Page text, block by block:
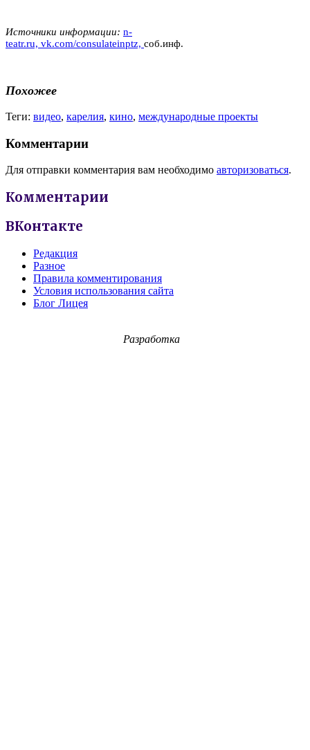
Источники информации: n-
teatr.ru, vk.com/consulateinptz, соб.инф.
Похожее
Теги: видео, карелия, кино, международные проекты
Комментарии
Для отправки комментария вам необходимо авторизоваться.
Комментарии
ВКонтакте
Редакция
Разное
Правила комментирования
Условия использования сайта
Блог Лицея
Разработка